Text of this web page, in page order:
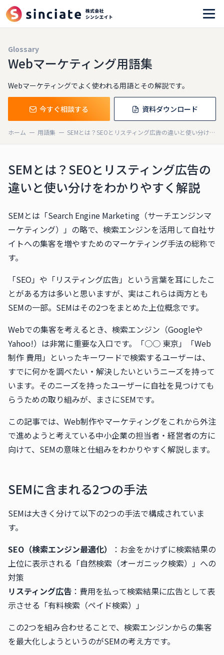
Glossary
Webマーケティング用語集
Webマーケティングでよく使われる用語とその解説です。
今すぐ相談する 資料ダウンロード
ホーム 用語集 SEMとは？SEOとリスティング広告の違いと使い分けをわかりやすく解説
SEMとは？SEOとリスティング広告の
違いと使い分けをわかりやすく解説
SEMとは「Search Engine Marketing（サーチエンジンマ
ーケティング）」の略で、検索エンジンを活用して自社サ
イトへの集客を増やすためのマーケティング手法の総称で
す。
「SEO」や「リスティング広告」という言葉を耳にしたこ
とがある方は多いと思いますが、実はこれらは両方とも
SEMの一部。SEMはその2つをまとめた上位概念です。
Webでの集客を考えるとき、検索エンジン（Googleや
Yahoo!）は非常に重要な入口です。「○○ 東京」「Web
制作 費用」といったキーワードで検索するユーザーは、
すでに何かを調べたい・解決したいというニーズを持って
います。そのニーズを持ったユーザーに自社を見つけても
らうための取り組みが、まさにSEMです。
この記事では、Web制作やマーケティングをこれから外注
で進めようと考えている中小企業の担当者・経営者の方に
向けて、SEMの意味と仕組みをわかりやすく解説します。
SEMに含まれる2つの手法
SEMは大きく分けて以下の2つの手法で構成されていま
す。
SEO（検索エンジン最適化）
：お金をかけずに検索結果の
上位に表示される「自然検索（オーガニック検索）」への
対策
リスティング広告 ：費用を払って検索結果に広告として表
示させる「有料検索（ペイド検索）」
この2つを組み合わせることで、検索エンジンからの集客
を最大化しようというのがSEMの考え方です。